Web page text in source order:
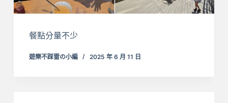
餐點分量不少
遊樂不踩雷の小編 2025 年 6 月 11 日